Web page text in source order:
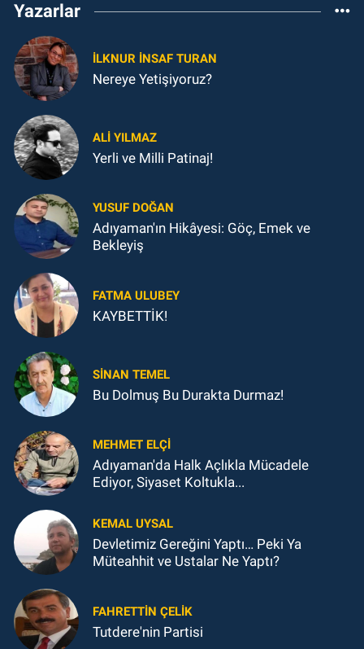
Yazarlar
İLKNUR İNSAF TURAN
Nereye Yetişiyoruz?
ALI YILMAZ
Yerli ve Milli Patinaj!
YUSUF DOĞAN
Adıyaman'ın Hikâyesi: Göç, Emek ve
Bekleyiş
FATMA ULUBEY
KAYBETTİK!
SINAN TEMEL
Bu Dolmuş Bu Durakta Durmaz!
MEHMET ELÇI
Adıyaman'da Halk Açlıkla Mücadele
Ediyor, Siyaset Koltukla...
KEMAL UYSAL
Devletimiz Gereğini Yaptı… Peki Ya
Müteahhit ve Ustalar Ne Yaptı?
FAHRETTIN ÇELİK
Tutdere'nin Partisi